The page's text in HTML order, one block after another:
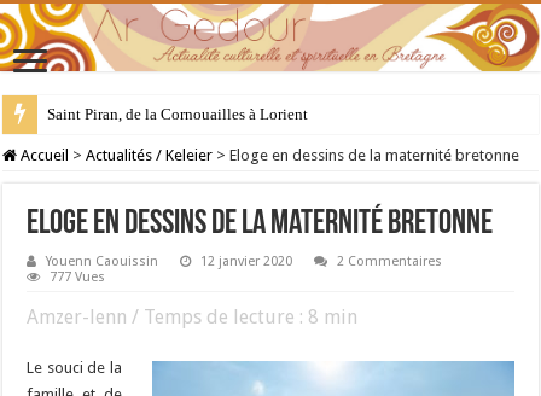
28 juillet : Saint Samson de Dol, père de la Bretagne chrétienne
Accueil > Actualités / Keleier > Eloge en dessins de la maternité bretonne
Eloge en dessins de la maternité bretonne
Youenn Caouissin 12 janvier 2020
2 Commentaires
777 Vues
Amzer-lenn / Temps de lecture : 8 min
Le souci de la